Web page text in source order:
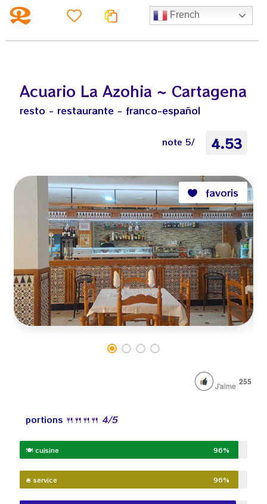
French
Acuario La Azohia ~ Cartagena
resto - restaurante - franco-español
note 5/ 4.53
favoris
J'aime 255
portions 🍴 🍴 🍴 🍴 4/5
🍽️ cuisine 96%
🛎️ service 96%